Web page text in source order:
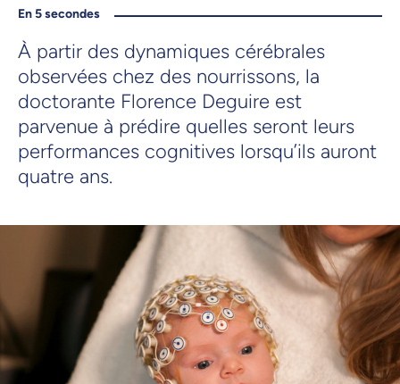
En 5 secondes
À partir des dynamiques cérébrales
observées chez des nourrissons, la
doctorante Florence Deguire est
parvenue à prédire quelles seront leurs
performances cognitives lorsqu’ils auront
quatre ans.